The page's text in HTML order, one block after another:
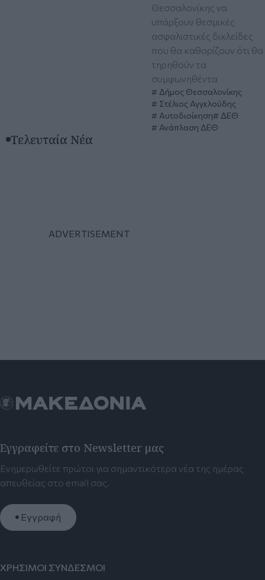
Θεσσαλονίκης να
υπάρξουν θεσμικές
ασφαλιστικές δικλείδες
που θα καθορίζουν ότι θα
τηρηθούν τα
συμφωνηθέντα
Δήμος Θεσσαλονίκης
Στέλιος Αγγελούδης
Αυτοδιοίκηση
ΔΕΘ
Ανάπλαση ΔΕΘ
Τελευταία Νέα
Εγγραφείτε στο Newsletter μας
Ενημερωθείτε πρώτοι για σημαντικότερα νέα της ημέρας
απευθείας στο email σας.
Εγγραφή
ΧΡΗΣΙΜΟΙ ΣΥΝΔΕΣΜΟΙ